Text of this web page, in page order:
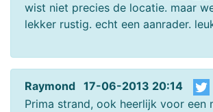
wist niet precies de locatie. maar
lekker rustig. echt een aanrader.
Raymond 17-06-2013 20:14
Prima strand, ook heerlijk voor een